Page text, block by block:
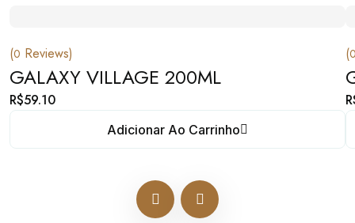
(0 Reviews)
GALAXY VILLAGE 200ML
R$59.10
Adicionar Ao Carrinho
(